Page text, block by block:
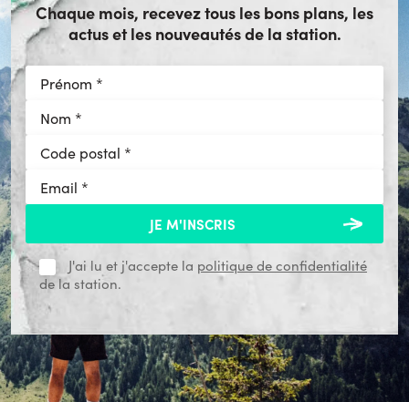
Chaque mois, recevez tous les bons plans, les
actus et les nouveautés de la station.
J'ai lu et j'accepte la politique de confidentialité
de la station.